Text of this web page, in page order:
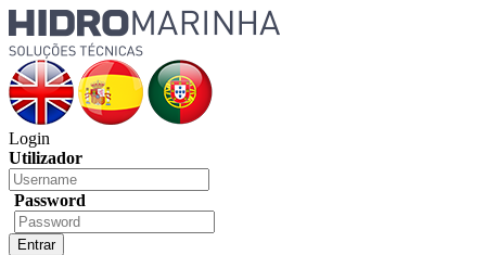
Login
Utilizador
Password